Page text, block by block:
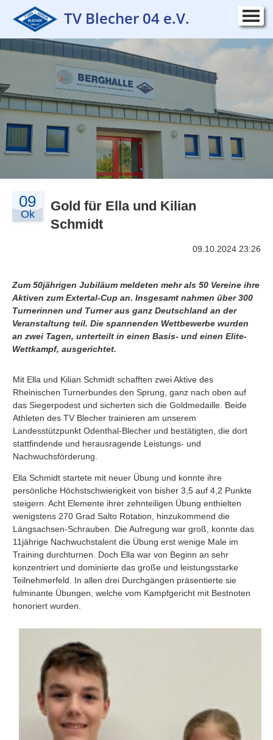
TV Blecher 04 e.V.
09
Ok
Gold für Ella und Kilian
Schmidt
09.10.2024 23:26
Zum 50jährigen Jubiläum meldeten mehr als 50 Vereine ihre
Aktiven zum Extertal-Cup an. Insgesamt nahmen über 300
Turnerinnen und Turner aus ganz Deutschland an der
Veranstaltung teil. Die spannenden Wettbewerbe wurden
an zwei Tagen, unterteilt in einen Basis- und einen Elite-
Wettkampf, ausgerichtet.
Mit Ella und Kilian Schmidt schafften zwei Aktive des
Rheinischen Turnerbundes den Sprung, ganz nach oben auf
das Siegerpodest und sicherten sich die Goldmedaille. Beide
Athleten des TV Blecher trainieren am unserem
Landesstützpunkt Odenthal-Blecher und bestätigten, die dort
stattfindende und herausragende Leistungs- und
Nachwuchsförderung.
Ella Schmidt startete mit neuer Übung und konnte ihre
persönliche Höchstschwierigkeit von bisher 3,5 auf 4,2 Punkte
steigern. Acht Elemente ihrer zehnteiligen Übung enthielten
wenigstens 270 Grad Salto Rotation, hinzukommend die
Längsachsen-Schrauben. Die Aufregung war groß, konnte das
11jährige Nachwuchstalent die Übung erst wenige Male im
Training durchturnen. Doch Ella war von Beginn an sehr
konzentriert und dominierte das große und leistungsstarke
Teilnehmerfeld. In allen drei Durchgängen präsentierte sie
fulminante Übungen, welche vom Kampfgericht mit Bestnoten
honoriert wurden.
Startseite ▼
Verein
Sportangebot
Kurse
Wettkampf
Impressum